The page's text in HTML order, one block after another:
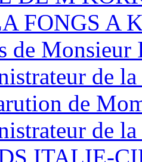
FONGS A
de
de
de
de
ITALIE-